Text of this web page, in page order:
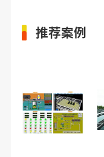
推荐案例